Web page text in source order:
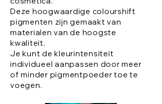
Deze hoogwaardige colourshift
pigmenten zijn gemaakt van
materialen van de hoogste
kwaliteit.
Je kunt de kleurintensiteit
individueel aanpassen door meer
of minder pigmentpoeder toe te
voegen.